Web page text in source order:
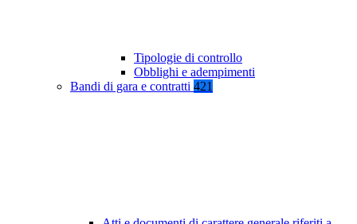
Tipologie di controllo
Obblighi e adempimenti
Bandi di gara e contratti 421